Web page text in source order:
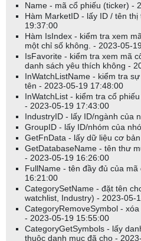
Name - mã cổ phiếu (ticker) -
Hàm MarketID - lấy ID / tên
19:37:00
Hàm IsIndex - kiểm tra xem
một chỉ số không. - 2023-05-
IsFavorite - kiểm tra xem mã
danh sách yêu thích không -
InWatchListName - kiểm tra
tên - 2023-05-19 17:48:00
InWatchList - kiểm tra cổ
- 2023-05-19 17:43:00
IndustryID - lấy ID/ngành của
GroupID - lấy ID/nhóm của
GetFnData - lấy dữ liệu cơ
GetDatabaseName - tên thư
- 2023-05-19 16:26:00
FullName - tên đầy đủ của
16:21:00
CategorySetName - đặt tên
watchlist, Industry) - 2023-05-
CategoryRemoveSymbol -
- 2023-05-19 15:55:00
CategoryGetSymbols - lấy
thuộc danh mục đã cho -